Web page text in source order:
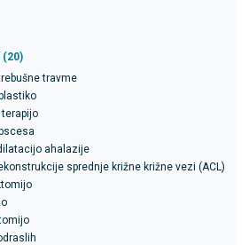
(20)
travme
ahalazije
sprednje križne križne vezi (ACL)